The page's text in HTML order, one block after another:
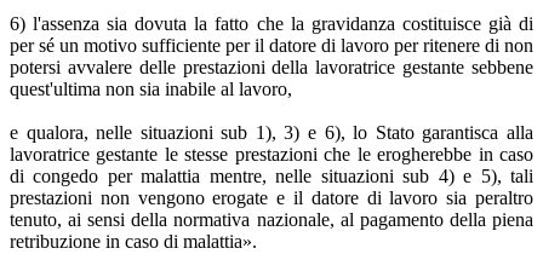
6) l'assenza sia dovuta la fatto che la gravidanza costituisce già di
per sé un motivo sufficiente per il datore di lavoro per ritenere di non
potersi avvalere delle prestazioni della lavoratrice gestante sebbene
quest'ultima non sia inabile al lavoro,
e qualora, nelle situazioni sub 1), 3) e 6), lo Stato garantisca alla
lavoratrice gestante le stesse prestazioni che le erogherebbe in caso
di congedo per malattia mentre, nelle situazioni sub 4) e 5), tali
prestazioni non vengono erogate e il datore di lavoro sia peraltro
tenuto, ai sensi della normativa nazionale, al pagamento della piena
retribuzione in caso di malattia».